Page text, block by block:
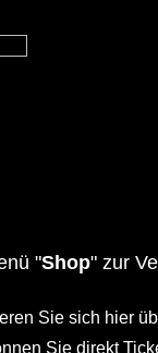
"Shop" zur
Sie sich hier
Sie direkt